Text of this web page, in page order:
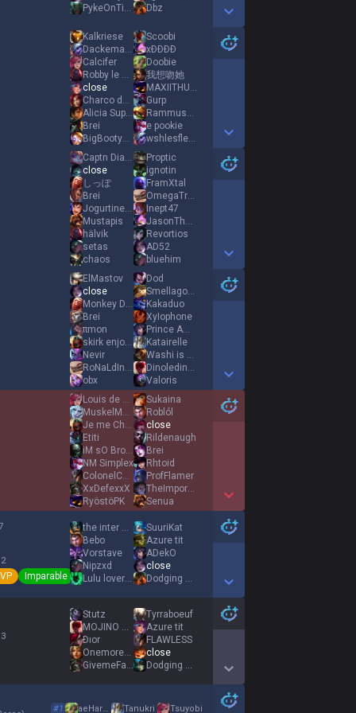
PykeOnTinder
Dbz
Show More Detail Games
Kalkriese
Dackemannen
Calcifer
Robby le noob
close
Charco del Pino
Alicia Support
Brei
BigBootyBasti
Scoobi
xÐÐÐÐ
Doobie
我想吻她
MAXIITHUNDER
Gurp
RammusEnthusiast
e pookie
wshlesfleche
Show More Detail Games
Captn Diabetes
close
しっぽ
Brei
JogurtineKondoom
Mustapis
hälvik
setas
chaos
Proptic
ignotin
FramXtal
OmegaTraX
Inept47
JasonTheHullo
Revortios
AD52
bluehim
Show More Detail Games
ElMastov
close
Monkey D Luffy
Brei
πmon
skirk enjoyer
Nevir
RoNaLdInHoGaU
obx
Dod
Smellagone
Kakaduo
XyIophone
Prince Amytis
Katairelle
Washi is so
Dinoledino Dino
Valoris
Show More Detail Games
Louis de Bourbon
MuskelMorfarN
Je me Cho le Gat
Etiti
iM sO Broken
NM Simplex
ColonelCoffee
XxDefexxX
RyöstöPK
Sukaina
Roblól
close
Rildenaugh
Brei
Rhtoid
ProfFlamer
TheImportantMan
Senua
Show More Detail Games
Imparable
the inter one
Bebo
Vorstave
Nipzxd
Lulu lover owo
SuuriKat
Azure tit
ADekO
close
Dodging Therapy
Show More Detail Games
Stutz
MOJINO Embolio
Ðıor
Onemorekill12
GivemeFaithAlune
Tyrraboeuf
Azure tit
FLAWLESS
close
Dodging Therapy
Show More Detail Games
#1 Tanukri
Tsuyobi